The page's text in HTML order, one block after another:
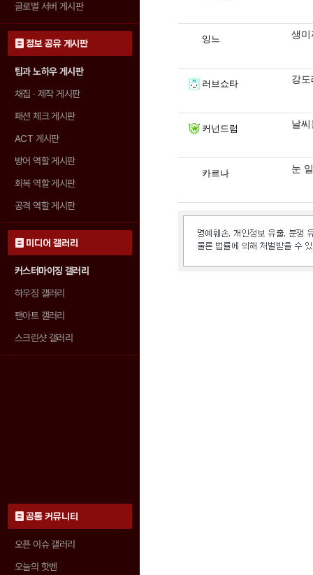
글로벌 서버 게시판
정보 공유 게시판
팁과 노하우 게시판
채집 · 제작 게시판
패션 체크 게시판
ACT 게시판
방어 역할 게시판
회복 역할 게시판
공격 역할 게시판
미디어 갤러리
커스터마이징 갤러리
하우징 갤러리
팬아트 갤러리
스크린샷 갤러리
공통 커뮤니티
오픈 이슈 갤러리
오늘의 핫벤
잉느 생미
러브쇼타 강
커넌드럼 날
카르나 눈